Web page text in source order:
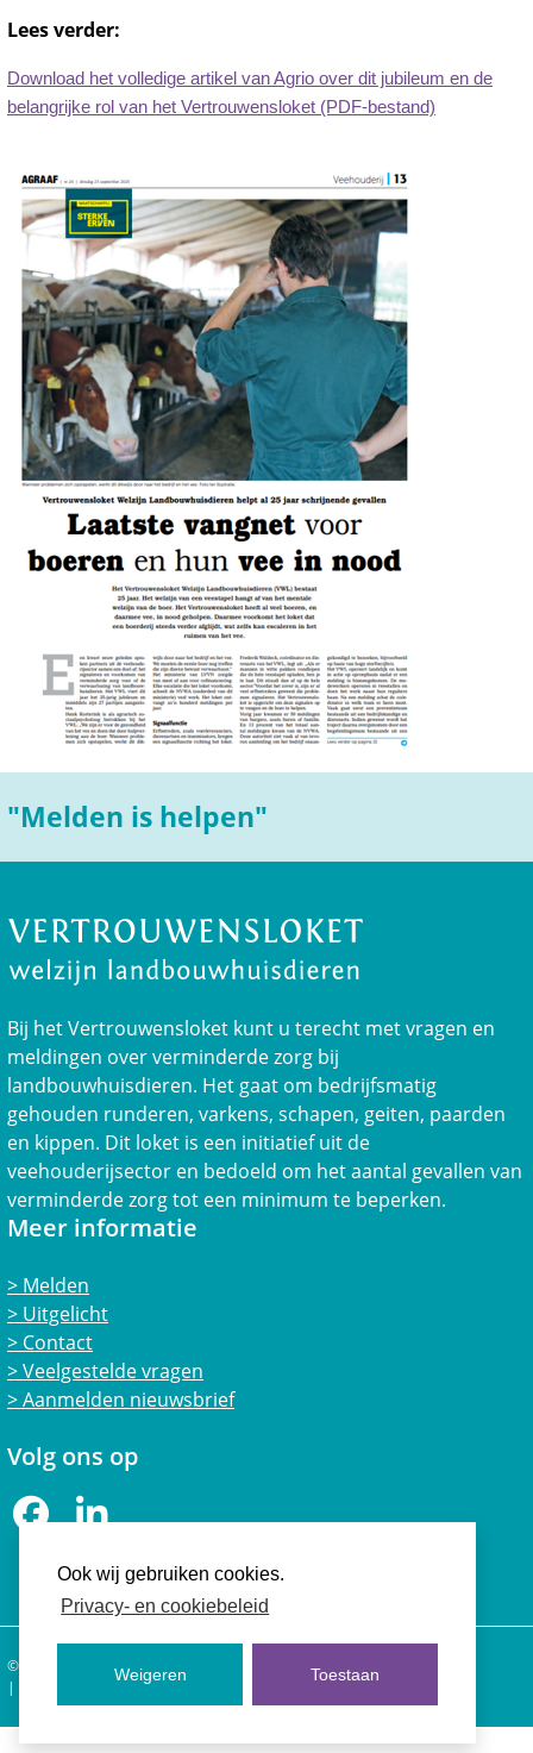
Ook wij gebruiken cookies.
Privacy- en cookiebeleid
Weigeren Toestaan
Lees verder:
Download het volledige artikel van Agrio over dit jubileum en de
belangrijke rol van het Vertrouwensloket (PDF-bestand)
"Melden is helpen"
Bij het Vertrouwensloket kunt u terecht met vragen en
meldingen over verminderde zorg bij
landbouwhuisdieren. Het gaat om bedrijfsmatig
gehouden runderen, varkens, schapen, geiten, paarden
en kippen. Dit loket is een initiatief uit de
veehouderijsector en bedoeld om het aantal gevallen van
verminderde zorg tot een minimum te beperken.
Meer informatie
Melden
Uitgelicht
Contact
Veelgestelde vragen
Aanmelden nieuwsbrief
Volg ons op
Facebook
© 2026 Vertrouwensloket Welzijn Landbouwhuisdieren
Privacy- en cookiebeleid